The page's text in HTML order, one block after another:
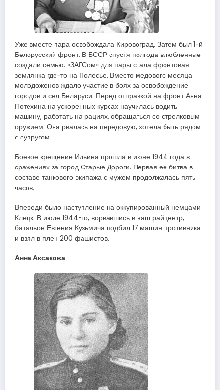
Уже вместе пара освобождала Кировоград. Затем был 1-й
Белорусский фронт. В БССР спустя полгода влюбленные
создали семью. «ЗАГСом» для пары стала фронтовая
землянка где-то на Полесье. Вместо медового месяца
молодоженов ждало участие в боях за освобождение
городов и сел Беларуси. Перед отправкой на фронт Анна
Потехина на ускоренных курсах научилась водить
машину, работать на рациях, обращаться со стрелковым
оружием. Она рвалась на передовую, хотела быть рядом
с супругом.
Боевое крещение Ильина прошла в июне 1944 года в
сражениях за город Старые Дороги. Первая ее битва в
составе танкового экипажа с мужем продолжалась пять
часов.
Впереди было наступление на оккупированный немцами
Клецк. В июле 1944-го, ворвавшись в наш райцентр,
батальон Евгения Кузьмича подбил 17 машин противника
и взял в плен 200 фашистов.
Анна Аксакова